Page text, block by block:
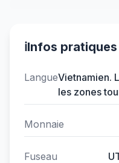
ℹ️Infos pratiques
LangueVietnamien.
les zones
Monnaie
Fuseau